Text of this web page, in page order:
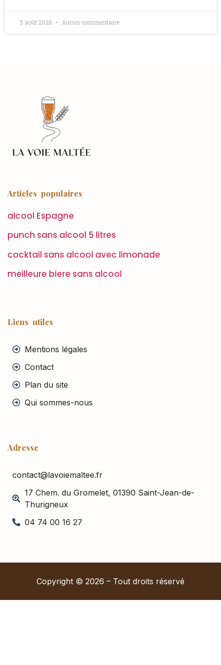
5 août 2026 Aucun commentaire
Articles populaires
alcool Espagne
punch sans alcool 5 litres
cocktail sans alcool avec limonade
meilleure biere sans alcool
Liens utiles
Mentions légales
Contact
Plan du site
Qui sommes-nous
Adresse
contact@lavoiemaltee.fr
17 Chem. du Gromelet, 01390 Saint-Jean-de-
Thurigneux
04 74 00 16 27
Copyright © 2026 – Tout droits réservé